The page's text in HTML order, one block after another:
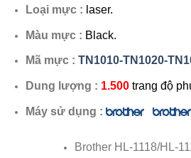
Loại mực : laser.
Màu mực : Black.
Mã mực : TN1010-TN1020-
Dung lượng : 1.500 trang độ
Máy sử dụng :
Brother HL-1118/HL-